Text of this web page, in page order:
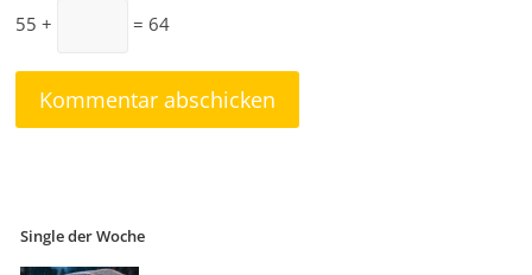
55 +
= 64
Single der Woche